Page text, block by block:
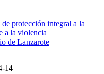
protección integral a la
a la violencia
de Lanzarote
14